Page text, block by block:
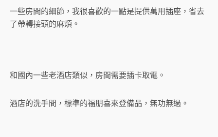
一些房間的細節，我很喜歡的一點是提供萬用插座，省去
了帶轉接頭的麻煩。
和國內一些老酒店類似，房間需要插卡取電。
酒店的洗手間，標準的福朋喜來登備品，無功無過。